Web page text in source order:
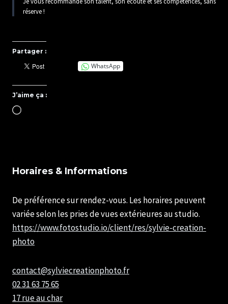
réserve !
Partager :
WhatsApp
J’aime ça :
C
…
Horaires & Informations
De préférence sur rendez-vous. Les horaires peuvent
variée selon les pries de vues extérieures au studio.
https://www.fotostudio.io/client/res/sylvie-creation-
photo
contact@sylviecreationphoto.fr
02 31 63 75 65
17 rue au char